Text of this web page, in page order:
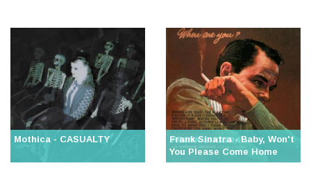
Mothica - CASUALTY
Frank Sinatra - Baby, Won't
You Please Come Home